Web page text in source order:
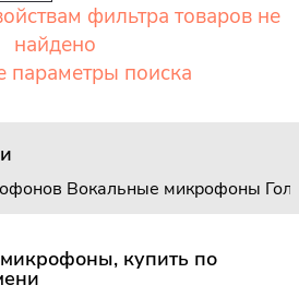
фильтра товаров не
найдено
параметры поиска
Вокальные микрофоны
купить по